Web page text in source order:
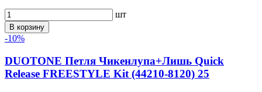
шт
В корзину
-10%
DUOTONE Петля Чикенлупа+Лишь Quick
Release FREESTYLE Kit (44210-8120) 25